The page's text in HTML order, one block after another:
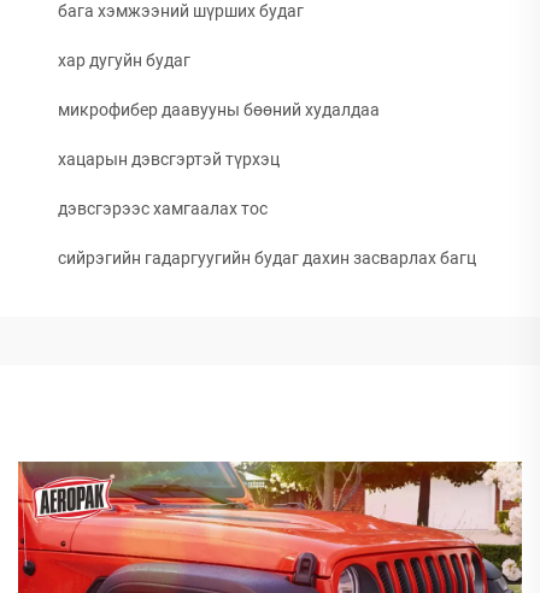
бага хэмжээний шүрших будаг
хар дугуйн будаг
микрофибер даавууны бөөний худалдаа
хацарын дэвсгэртэй түрхэц
дэвсгэрээс хамгаалах тос
сийрэгийн гадаргуугийн будаг дахин засварлах багц